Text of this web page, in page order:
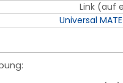
Link (auf
Universal